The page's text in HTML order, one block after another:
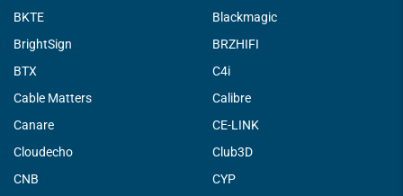
BKTE
Blackmagic
BrightSign
BRZHIFI
BTX
C4i
Cable Matters
Calibre
Canare
CE-LINK
Cloudecho
Club3D
CNB
CYP